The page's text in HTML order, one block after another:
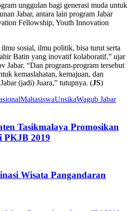
unggulan bagi generasi muda untuk
Jabar, antara lain program Jabar
Fellowship, Youth Innovation
ilmu sosial, ilmu politik, bisa turut serta
Batin yang inovatif kolaboratif,” ujar
Jabar. “Dan program-program tersebut
kemaslahatan, kemajuan, dan
(jadi) Juara,” tutupnya. (JS)
MahasiswaUnsikaWagub Jabar
Tasikmalaya Promosikan
PKJB 2019
Wisata Pangandaran